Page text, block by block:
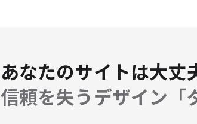
あなたのサイトは大丈
信頼を失うデザイン「